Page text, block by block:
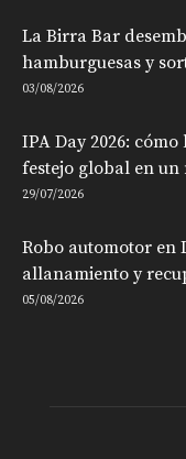
La Birra Bar
hamburguesas y
03/08/2026
IPA Day 2026:
festejo global en
29/07/2026
Robo automotor en
allanamiento y
05/08/2026